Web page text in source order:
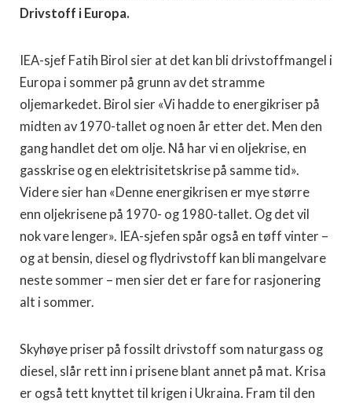
Drivstoff i Europa.
IEA-sjef Fatih Birol sier at det kan bli drivstoffmangel i
Europa i sommer på grunn av det stramme
oljemarkedet. Birol sier «Vi hadde to energikriser på
midten av 1970-tallet og noen år etter det. Men den
gang handlet det om olje. Nå har vi en oljekrise, en
gasskrise og en elektrisitetskrise på samme tid».
Videre sier han «Denne energikrisen er mye større
enn oljekrisene på 1970- og 1980-tallet. Og det vil
nok vare lenger». IEA-sjefen spår også en tøff vinter –
og at bensin, diesel og flydrivstoff kan bli mangelvare
neste sommer – men sier det er fare for rasjonering
alt i sommer.
Skyhøye priser på fossilt drivstoff som naturgass og
diesel, slår rett inn i prisene blant annet på mat. Krisa
er også tett knyttet til krigen i Ukraina. Fram til den